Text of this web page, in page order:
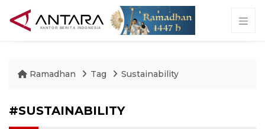
Ramadhan Tag Sustainability
#SUSTAINABILITY